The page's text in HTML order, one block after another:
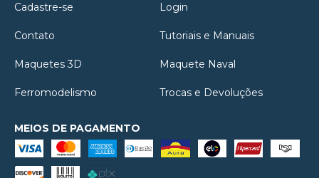
Cadastre-se Login
Contato Tutoriais e Manuais
Maquetes 3D Maquete Naval
Ferromodelismo Trocas e Devoluções
MEIOS DE PAGAMENTO